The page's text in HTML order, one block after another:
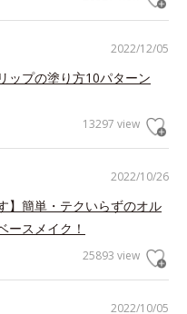
2022/12/05
ップの塗り方10パターン
13297 view
2022/10/26
】簡単・テクいらずのオル
ースメイク！
25893 view
2022/10/05